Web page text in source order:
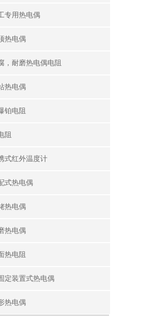
专用热电偶
热电偶
，耐磨热电偶电阻
热电偶
铂电阻
阻
式红外温度计
式热电偶
热电偶
热电偶
热电阻
定装置式热电偶
热电偶